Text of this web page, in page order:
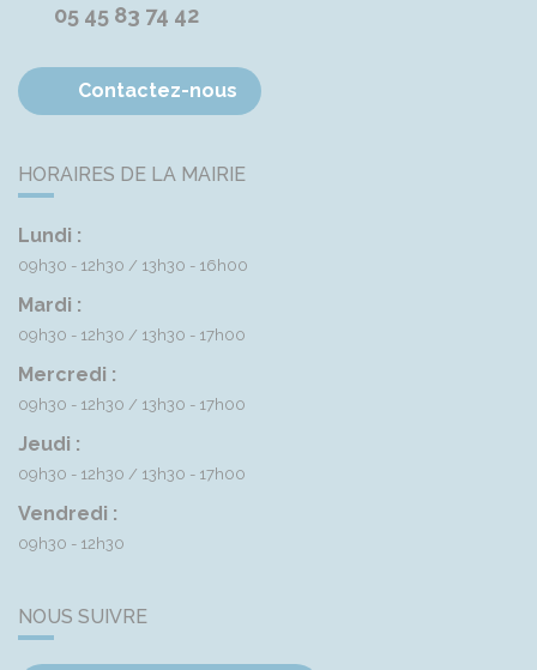
05 45 83 74 42
Contactez-nous
HORAIRES DE LA MAIRIE
Lundi :
09h30 - 12h30 13h30 - 16h00
Mardi :
09h30 - 12h30 13h30 - 17h00
Mercredi :
09h30 - 12h30 13h30 - 17h00
Jeudi :
09h30 - 12h30 13h30 - 17h00
Vendredi :
09h30 - 12h30
NOUS SUIVRE